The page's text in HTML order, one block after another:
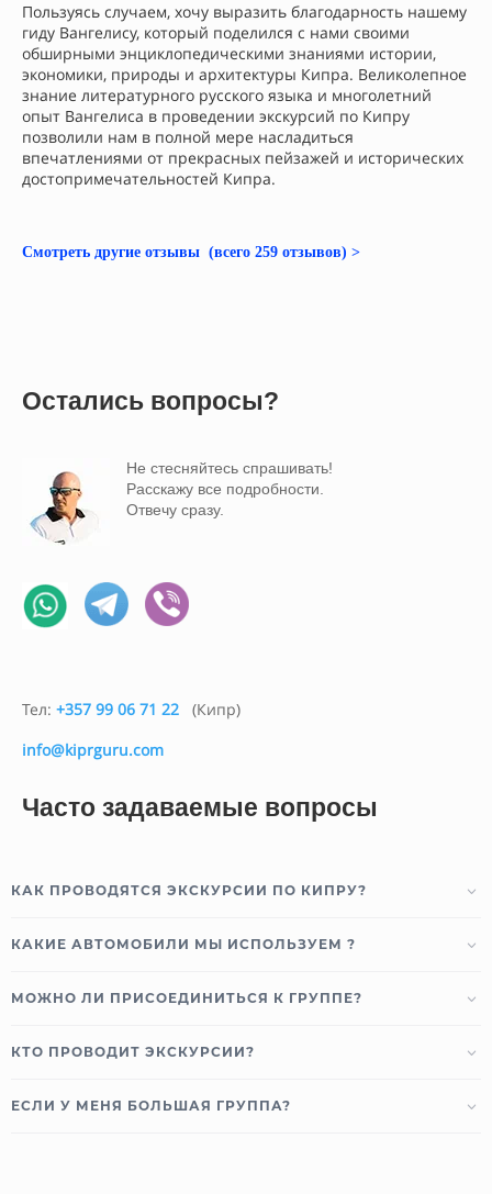
Пользуясь случаем, хочу выразить благодарность нашему
гиду Вангелису, который поделился с нами своими
обширными энциклопедическими знаниями истории,
экономики, природы и архитектуры Кипра. Великолепное
знание литературного русского языка и многолетний
опыт Вангелиса в проведении экскурсий по Кипру
позволили нам в полной мере насладиться
впечатлениями от прекрасных пейзажей и исторических
достопримечательностей Кипра.
Смотреть другие отзывы (всего 259 отзывов) >
Остались вопросы?
Не стесняйтесь спрашивать!
Расскажу все подробности.
Отвечу сразу.
Тел: +357 99 06 71 22 (Кипр)
info@kiprguru.com
Часто задаваемые вопросы
КАК ПРОВОДЯТСЯ ЭКСКУРСИИ ПО КИПРУ?
КАКИЕ АВТОМОБИЛИ МЫ ИСПОЛЬЗУЕМ ?
МОЖНО ЛИ ПРИСОЕДИНИТЬСЯ К ГРУППЕ?
КТО ПРОВОДИТ ЭКСКУРСИИ?
ЕСЛИ У МЕНЯ БОЛЬШАЯ ГРУППА?